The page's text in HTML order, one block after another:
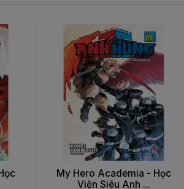
My Hero Academia - Học
Viện Siêu Anh ...